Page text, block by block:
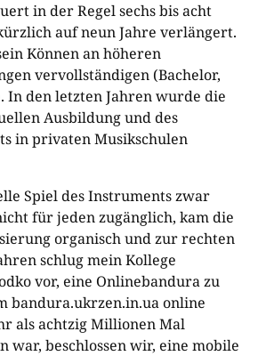
in der Regel sechs bis acht
auf neun Jahre verlängert.
Können an höheren
vervollständigen (Bachelor,
In den letzten Jahren wurde die
Ausbildung und des
in privaten Musikschulen
Spiel des Instruments zwar
für jeden zugänglich, kam die
organisch und zur rechten
schlug mein Kollege
vor, eine Onlinebandura zu
bandura.ukrzen.in.ua online
als achtzig Millionen Mal
war, beschlossen wir, eine mobile